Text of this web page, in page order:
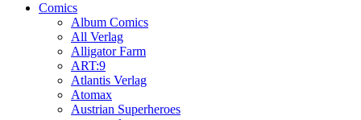
Comics
Album Comics
All Verlag
Alligator Farm
ART:9
Atlantis Verlag
Atomax
Austrian Superheroes